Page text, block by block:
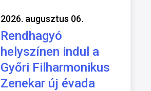
2026. augusztus 06.
Rendhagyó
helyszínen indul a
Győri Filharmonikus
Zenekar új évada